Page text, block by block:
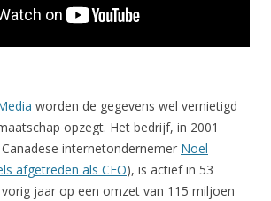
worden de gegevens wel vernietigd
opzegt. Het bedrijf, in 2001
internetondernemer Noel
afgetreden als CEO), is actief in 53
jaar op een omzet van 115 miljoen